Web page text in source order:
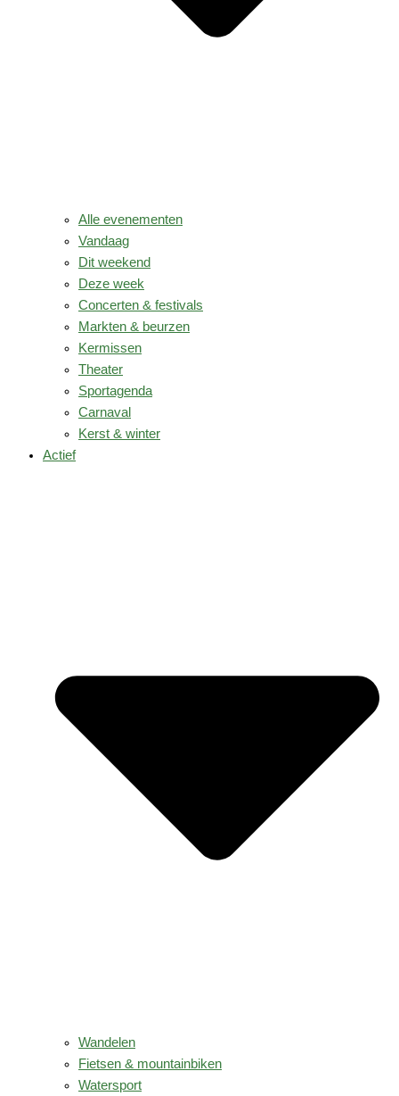
Alle evenementen
Vandaag
Dit weekend
Deze week
Concerten & festivals
Markten & beurzen
Kermissen
Theater
Sportagenda
Carnaval
Kerst & winter
Actief
Wandelen
Fietsen & mountainbiken
Watersport